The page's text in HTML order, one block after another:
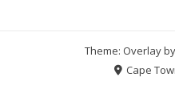
Theme: Overlay by
Cape